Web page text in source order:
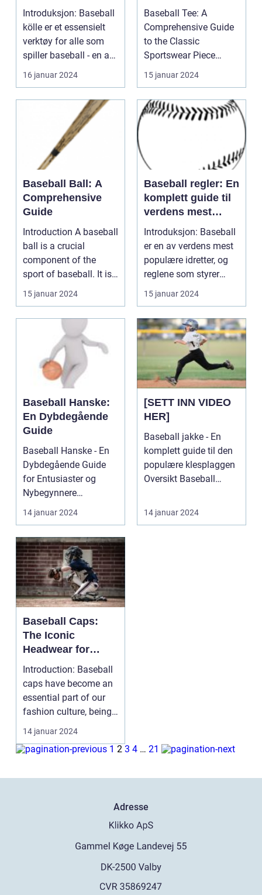
av typer og deres
forskjeller
Introduksjon: Baseball
kölle er et essensielt
verktøy for alle som
spiller baseball - en av
de mest ...
16 januar 2024
Sportswear Piece
Baseball Tee: A
Comprehensive Guide
to the Classic
Sportswear Piece
15 januar 2024
Baseball Ball: A
Comprehensive
Guide
Introduction A baseball
ball is a crucial
component of the
sport of baseball. It is
a small, spheri...
15 januar 2024
Baseball regler: En
komplett guide til
verdens mest
populære idrett
Introduksjon: Baseball
er en av verdens mest
populære idretter, og
reglene som styrer
spillet er avg...
15 januar 2024
Baseball Hanske:
En Dybdegående
Guide
Baseball Hanske - En
Dybdegående Guide
for Entusiaster og
Nybegynnere
Introduksjon Baseball
er en a...
14 januar 2024
[SETT INN VIDEO
HER]
Baseball jakke - En
komplett guide til den
populære klesplaggen
Oversikt Baseball
14 januar 2024
Baseball Caps:
The Iconic
Headwear for
Sports and Style
Introduction: Baseball
caps have become an
essential part of our
fashion culture, being
more than j...
14 januar 2024
1 2 3 4 … 21
Adresse